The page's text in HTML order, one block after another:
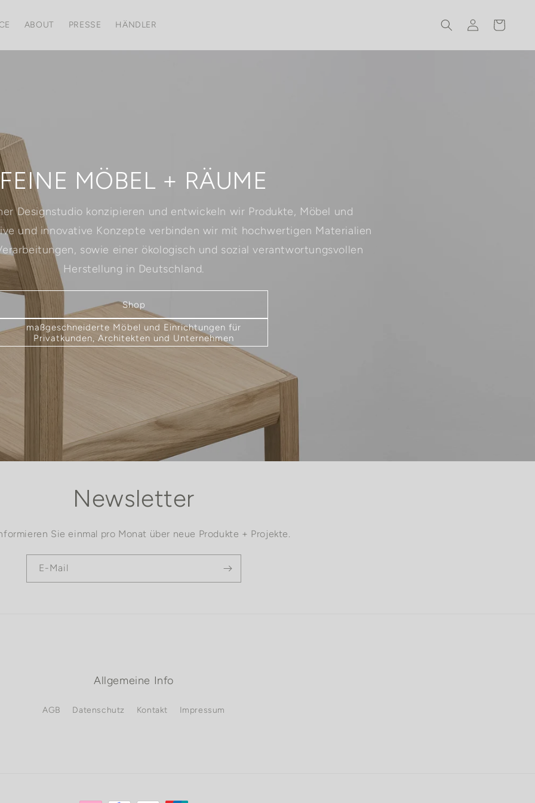
ABOUT PRESSE HÄNDLER EinloggenWarenkorb
FEINE MÖBEL + RÄUME
Designstudio konzipieren und entwickeln wir Produkte, Möbel und
und innovative Konzepte verbinden wir mit hochwertigen Materialien
sowie einer ökologisch und sozial verantwortungsvollen
Herstellung in Deutschland.
Shop
maßgeschneiderte Möbel und Einrichtungen für
Privatkunden, Architekten und Unternehmen
Newsletter
Sie einmal pro Monat über neue Produkte + Projekte.
E-Mail
Allgemeine Info
AGB Datenschutz Kontakt Impressum